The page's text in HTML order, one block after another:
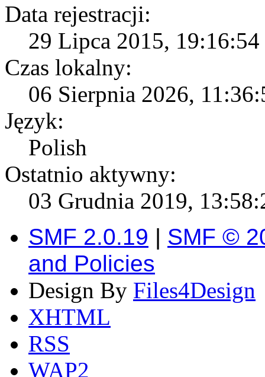
Data rejestracji:
29 Lipca 2015, 19:16:54
Czas lokalny:
06 Sierpnia 2026,
Język:
Polish
Ostatnio aktywny:
03 Grudnia 2019,
SMF 2.0.19 | SMF ©
and Policies
Design By Files4Design
XHTML
RSS
WAP2